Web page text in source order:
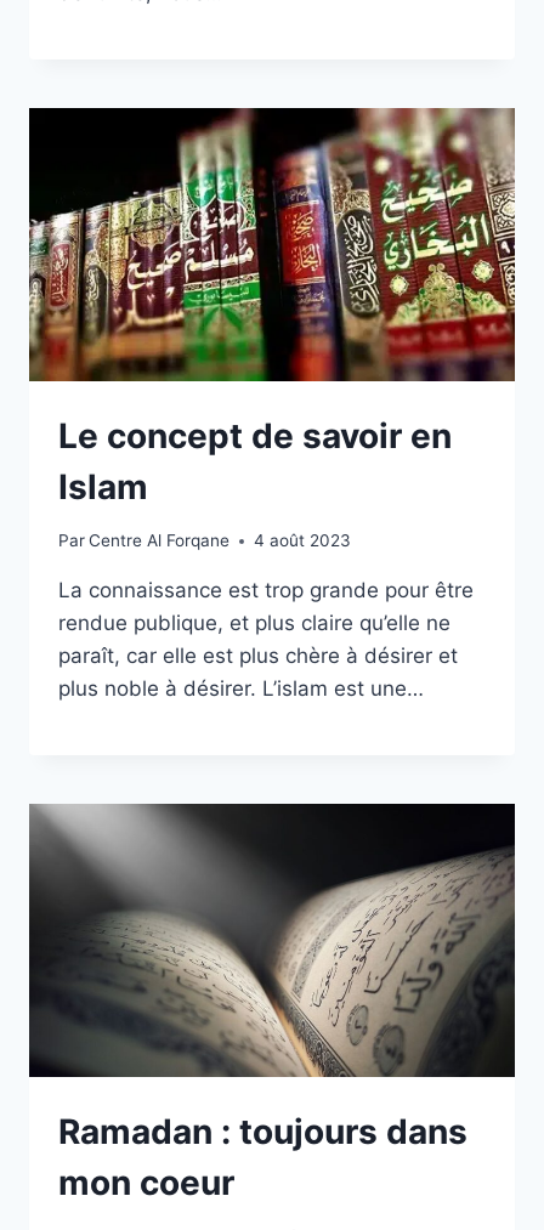
Le concept de savoir en
Islam
ParCentre Al Forqane 4 août 2023
La connaissance est trop grande pour être
rendue publique, et plus claire qu’elle ne
paraît, car elle est plus chère à désirer et
plus noble à désirer. L’islam est une…
Ramadan : toujours dans
mon coeur